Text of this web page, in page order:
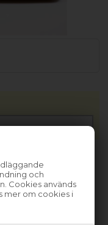
och
Cookies används
mer om cookies i